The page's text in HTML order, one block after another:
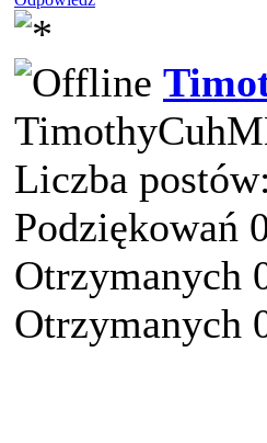
Liczba
Podziękowań
Otrzymanych
Otrzymanych